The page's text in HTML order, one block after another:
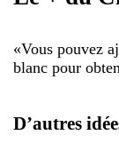
«Vous pouvez
blanc pour
D’autres